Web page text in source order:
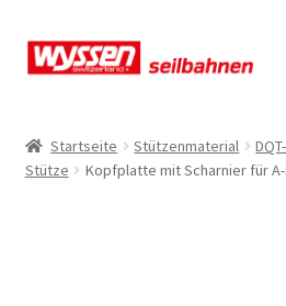
Zur
Navigation
Zum
Inhalt
Kasse
Startseite Stützenmaterial
Stütze
Kopfplatte mit Scharnier für